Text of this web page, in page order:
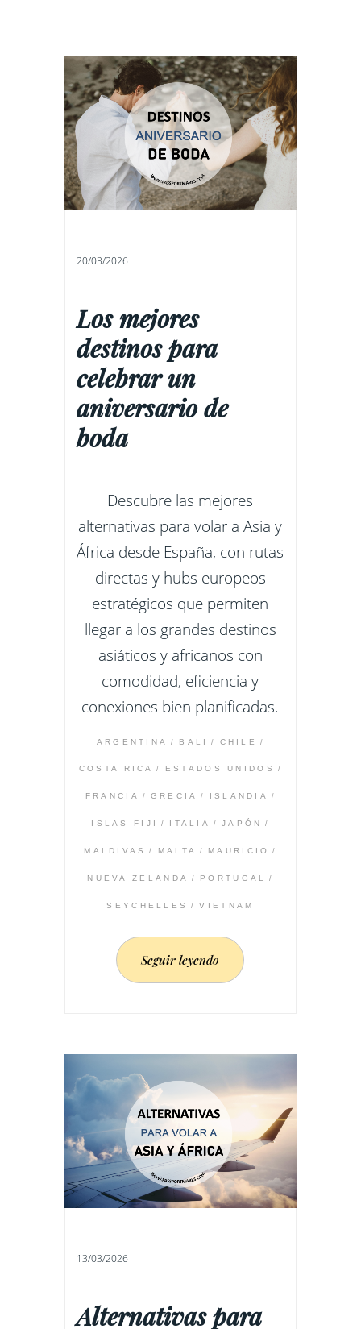
20/03/2026
Los mejores
destinos para
celebrar un
aniversario de
boda
Descubre las mejores
alternativas para volar a Asia y
África desde España, con rutas
directas y hubs europeos
estratégicos que permiten
llegar a los grandes destinos
asiáticos y africanos con
comodidad, eficiencia y
conexiones bien planificadas.
ARGENTINA BALI CHILE
COSTA RICA ESTADOS UNIDOS
FRANCIA GRECIA ISLANDIA
ISLAS FIJI ITALIA JAPÓN
MALDIVAS MALTA MAURICIO
NUEVA ZELANDA PORTUGAL
SEYCHELLES VIETNAM
Seguir leyendo
13/03/2026
Alternativas para